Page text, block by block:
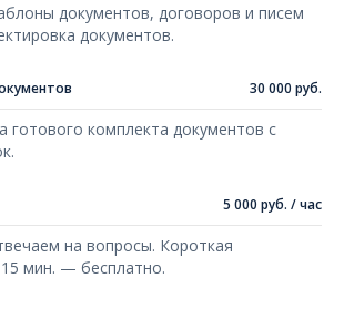
документов, договоров и писем
документов.
30 000 руб.
готового комплекта документов с
5 000 руб. / час
на вопросы. Короткая
мин. — бесплатно.